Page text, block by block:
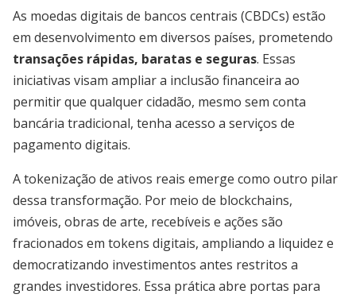
As moedas digitais de bancos centrais (CBDCs) estão
em desenvolvimento em diversos países, prometendo
transações rápidas, baratas e seguras. Essas
iniciativas visam ampliar a inclusão financeira ao
permitir que qualquer cidadão, mesmo sem conta
bancária tradicional, tenha acesso a serviços de
pagamento digitais.
A tokenização de ativos reais emerge como outro pilar
dessa transformação. Por meio de blockchains,
imóveis, obras de arte, recebíveis e ações são
fracionados em tokens digitais, ampliando a liquidez e
democratizando investimentos antes restritos a
grandes investidores. Essa prática abre portas para